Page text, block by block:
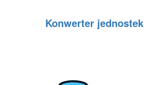
Konwerter jednostek